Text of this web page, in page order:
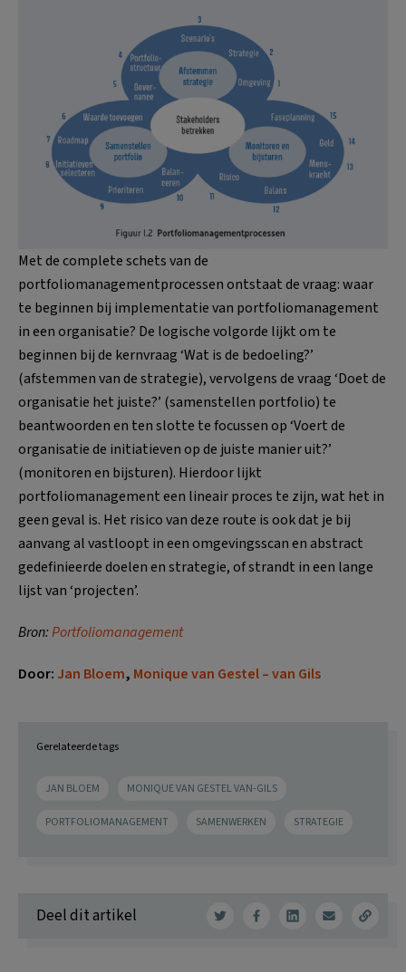
Met de complete schets van de
portfoliomanagementprocessen ontstaat de vraag: waar
te beginnen bij implementatie van portfoliomanagement
in een organisatie? De logische volgorde lijkt om te
beginnen bij de kernvraag ‘Wat is de bedoeling?’
(afstemmen van de strategie), vervolgens de vraag ‘Doet de
organisatie het juiste?’ (samenstellen portfolio) te
beantwoorden en ten slotte te focussen op ‘Voert de
organisatie de initiatieven op de juiste manier uit?’
(monitoren en bijsturen). Hierdoor lijkt
portfoliomanagement een lineair proces te zijn, wat het in
geen geval is. Het risico van deze route is ook dat je bij
aanvang al vastloopt in een omgevingsscan en abstract
gedefinieerde doelen en strategie, of strandt in een lange
lijst van ‘projecten’.
Bron:Portfoliomanagement
Door: Jan Bloem, Monique van Gestel – van Gils
Gerelateerde tags
JAN BLOEM MONIQUE VAN GESTEL VAN-GILS
PORTFOLIOMANAGEMENT SAMENWERKEN STRATEGIE
Deel dit artikel